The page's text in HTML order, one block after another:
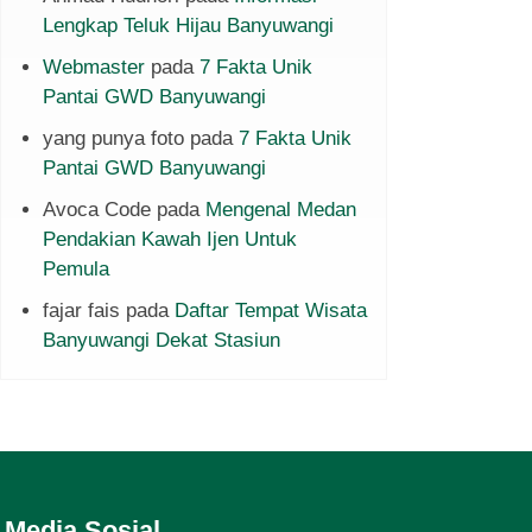
Lengkap Teluk Hijau Banyuwangi
Webmasterpada 7 Fakta Unik
Pantai GWD Banyuwangi
yang punya fotopada 7 Fakta Unik
Pantai GWD Banyuwangi
Avoca Codepada Mengenal Medan
Pendakian Kawah Ijen Untuk
Pemula
fajar fais pada Daftar Tempat Wisata
Banyuwangi Dekat Stasiun